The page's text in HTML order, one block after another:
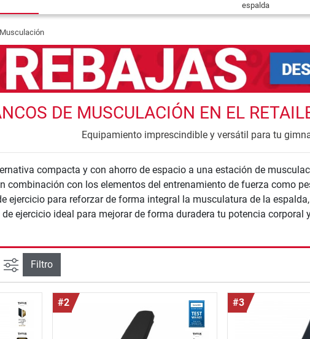
espalda
DE MUSCULACIÓN EN EL
Equipamiento imprescindible y versátil para tu
compacta y con ahorro de espacio a una estación de
combinación con los elementos del entrenamiento de fuerza como
ejercicio para reforzar de forma integral la musculatura de la
ejercicio ideal para mejorar de forma duradera tu potencia corporal
Busqueda avanzada
Filtro
#2 #3